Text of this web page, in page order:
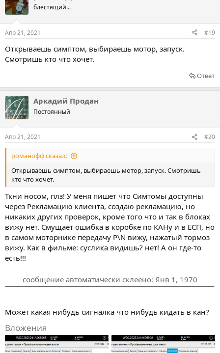
блестящий...
Апр 21, 2021 #19
Открываешь симптом, выбираешь мотор, запуск.
Смотришь кто что хочет.
Ответ
Аркадий Продан
Постоянный
Апр 21, 2021 #20
романофф сказал:
Открываешь симптом, выбираешь мотор, запуск. Смотришь
кто что хочет.
Ткни носом, плз! У меня пишет что Симтомы доступны
через Рекламацию клиента, создаю рекламацию, но
никаких других проверок, кроме того что и так в блоках
вижу нет. Смущает ошибка в коробке по КАНу и в ЕСП, но
в самом моторнике передачу P\N вижу, нажатый тормоз
вижу. Как в фильме: суслика видишь? нет! А он где-то
есть!!!
сообщение автоматически склеено: Янв 1, 1970
Может какая нибудь сигналка что нибудь кидать в кан?
Вложения